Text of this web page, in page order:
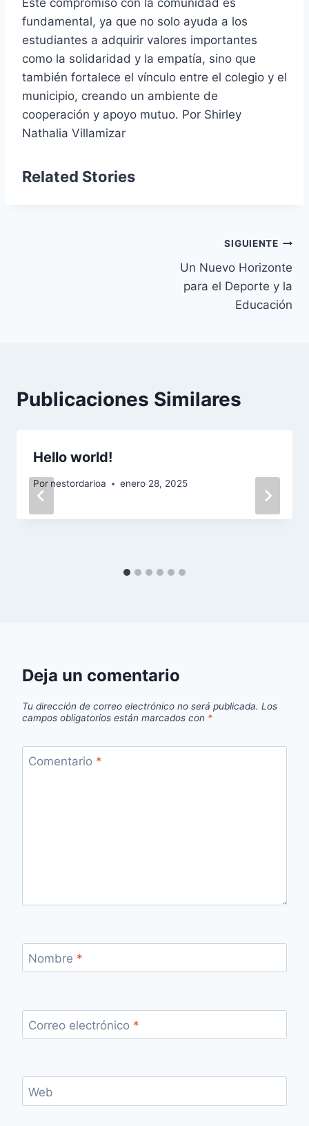
fundamental, ya que no solo ayuda a los
estudiantes a adquirir valores importantes
como la solidaridad y la empatía, sino que
también fortalece el vínculo entre el colegio y el
municipio, creando un ambiente de
cooperación y apoyo mutuo. Por Shirley
Nathalia Villamizar
Related Stories
SIGUIENTE
Un Nuevo Horizonte
para el Deporte y la
Educación
Publicaciones Similares
Hello world!
Por nestordarioa enero 28, 2025
Deja un comentario
Tu dirección de correo electrónico no será publicada. Los
campos obligatorios están marcados con *
Comentario *
Nombre *
Correo electrónico *
Web